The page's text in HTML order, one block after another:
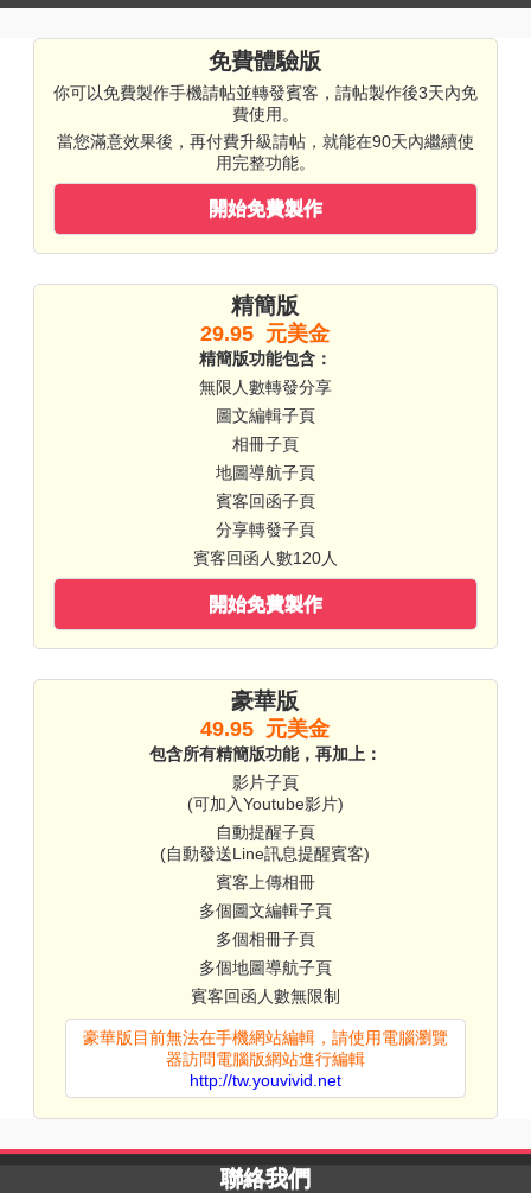
免費體驗版
你可以免費製作手機請帖並轉發賓客，請帖製作後3天內免
費使用。
當您滿意效果後，再付費升級請帖，就能在90天內繼續使
用完整功能。
開始免費製作
精簡版
29.95 元美金
精簡版功能包含：
無限人數轉發分享
圖文編輯子頁
相冊子頁
地圖導航子頁
賓客回函子頁
分享轉發子頁
賓客回函人數120人
開始免費製作
豪華版
49.95 元美金
包含所有精簡版功能，再加上：
影片子頁
(可加入Youtube影片)
自動提醒子頁
(自動發送Line訊息提醒賓客)
賓客上傳相冊
多個圖文編輯子頁
多個相冊子頁
多個地圖導航子頁
賓客回函人數無限制
豪華版目前無法在手機網站編輯，請使用電腦瀏覽
器訪問電腦版網站進行編輯
http://tw.youvivid.net
聯絡我們